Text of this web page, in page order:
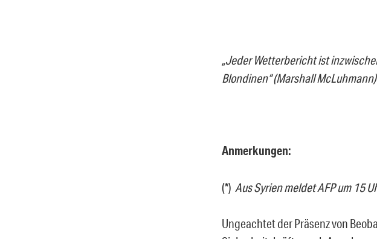
„Jeder Wetterbericht ist
Blondinen“ (Marshall
Anmerkungen:
(*) Aus Syrien meldet AFP um 15
Ungeachtet der Präsenz von